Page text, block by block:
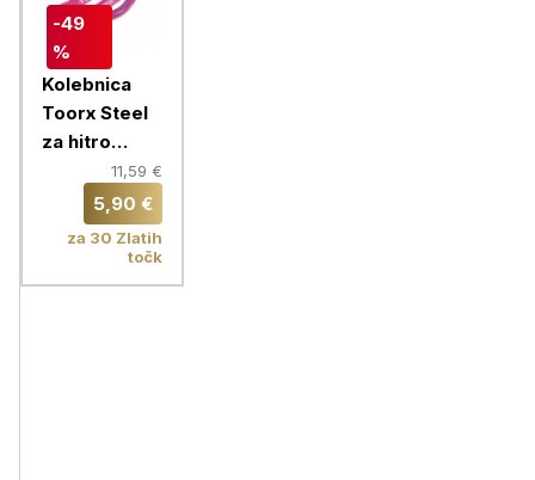
-49
%
Kolebnica
Toorx Steel
za hitro
skakanje,11,59 €
5,90 €
za 30 Zlatih
točk